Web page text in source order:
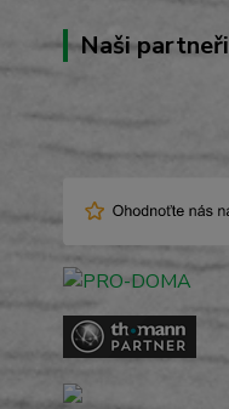
Naši partneři